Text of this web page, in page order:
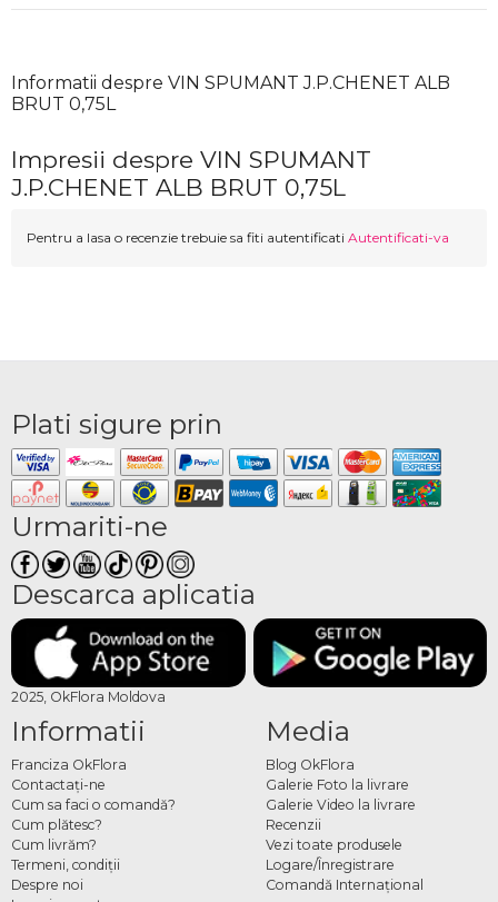
Informatii despre VIN SPUMANT J.P.CHENET ALB
BRUT 0,75L
Impresii despre VIN SPUMANT
J.P.CHENET ALB BRUT 0,75L
Pentru a lasa o recenzie trebuie sa fiti autentificati Autentificati-va
Plati sigure prin
Urmariti-ne
Descarca aplicatia
2025, OkFlora Moldova
Informatii
Franciza OkFlora
Contactaţi-ne
Cum sa faci o comandă?
Cum plătesc?
Cum livrăm?
Termeni, condiţii
Despre noi
Media
Blog OkFlora
Galerie Foto la livrare
Galerie Video la livrare
Recenzii
Vezi toate produsele
Logare/Înregistrare
Comandă Internațional